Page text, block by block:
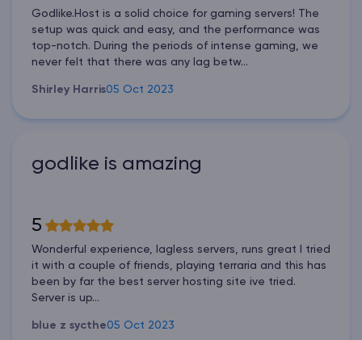
Godlike.Host is a solid choice for gaming servers! The
setup was quick and easy, and the performance was
top-notch. During the periods of intense gaming, we
never felt that there was any lag betw...
Shirley Harris05 Oct 2023
godlike is amazing
5
Wonderful experience, lagless servers, runs great I tried
it with a couple of friends, playing terraria and this has
been by far the best server hosting site ive tried.
Server is up...
blue z sycthe05 Oct 2023